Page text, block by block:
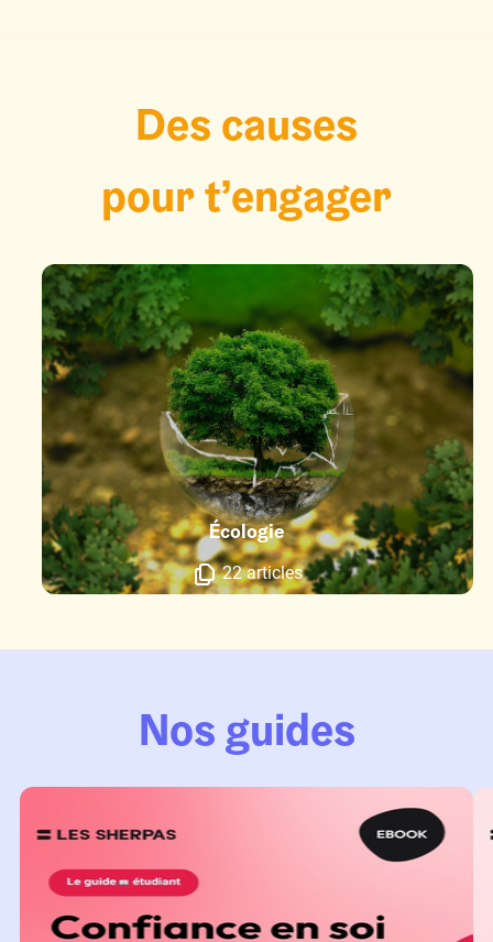
Des causes
pour t’engager
Écologie
22 articles
Nos guides